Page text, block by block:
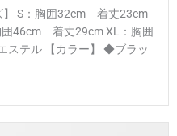
】 S：胸囲32cm 着丈23cm
46cm 着丈29cm XL：胸囲
テル 【カラー】 ◆ブラッ